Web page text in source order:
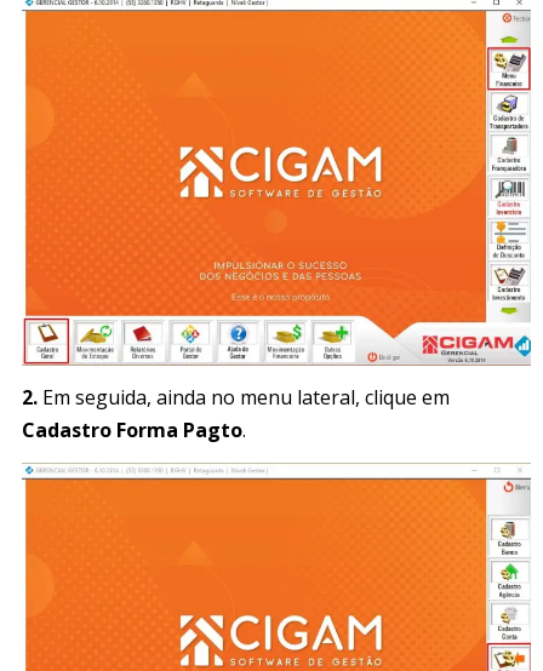
2. Em seguida, ainda no menu lateral, clique em
Cadastro Forma Pagto.